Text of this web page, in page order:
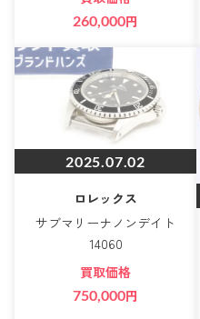
260,000円
2025.07.02
ロレックス
サブマリーナノンデイト
14060
買取価格
750,000円